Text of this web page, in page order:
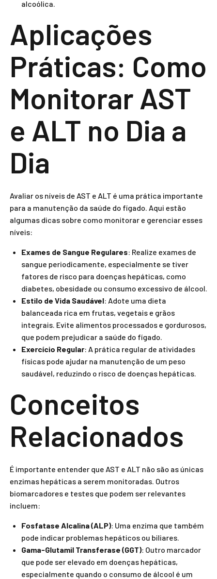
alcoólica.
Aplicações
Práticas: Como
Monitorar AST
e ALT no Dia a
Dia
Avaliar os níveis de AST e ALT é uma prática importante
para a manutenção da saúde do fígado. Aqui estão
algumas dicas sobre como monitorar e gerenciar esses
níveis:
Exames de Sangue Regulares: Realize exames de
sangue periodicamente, especialmente se tiver
fatores de risco para doenças hepáticas, como
diabetes, obesidade ou consumo excessivo de álcool.
Estilo de Vida Saudável: Adote uma dieta
balanceada rica em frutas, vegetais e grãos
integrais. Evite alimentos processados e gordurosos,
que podem prejudicar a saúde do fígado.
Exercício Regular: A prática regular de atividades
físicas pode ajudar na manutenção de um peso
saudável, reduzindo o risco de doenças hepáticas.
Conceitos
Relacionados
É importante entender que AST e ALT não são as únicas
enzimas hepáticas a serem monitoradas. Outros
biomarcadores e testes que podem ser relevantes
incluem:
Fosfatase Alcalina (ALP): Uma enzima que também
pode indicar problemas hepáticos ou biliares.
Gama-Glutamil Transferase (GGT): Outro marcador
que pode ser elevado em doenças hepáticas,
especialmente quando o consumo de álcool é um